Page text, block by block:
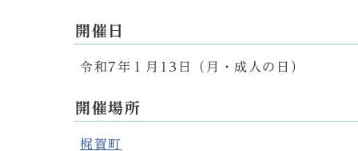
開催日
令和7年１月13日（月・成人の日）
開催場所
梶賀町